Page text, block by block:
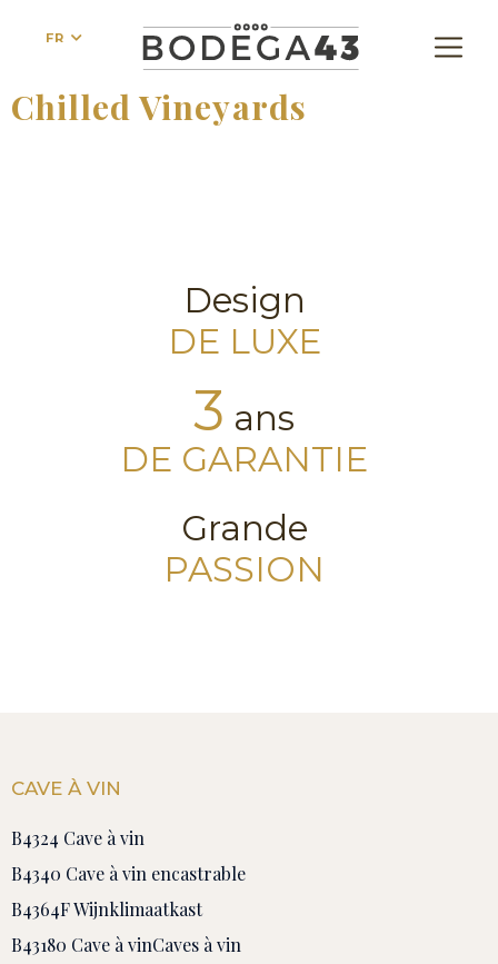
FR
Chilled Vineyards
Design
DE LUXE
3 ans
DE GARANTIE
Grande
PASSION
CAVE À VIN
B4324 Cave à vin
B4340 Cave à vin encastrable
B4364F Wijnklimaatkast
B43180 Cave à vinCaves à vin